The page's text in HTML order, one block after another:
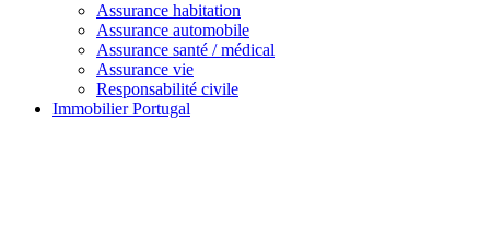
Assurance habitation
Assurance automobile
Assurance santé / médical
Assurance vie
Responsabilité civile
Immobilier Portugal